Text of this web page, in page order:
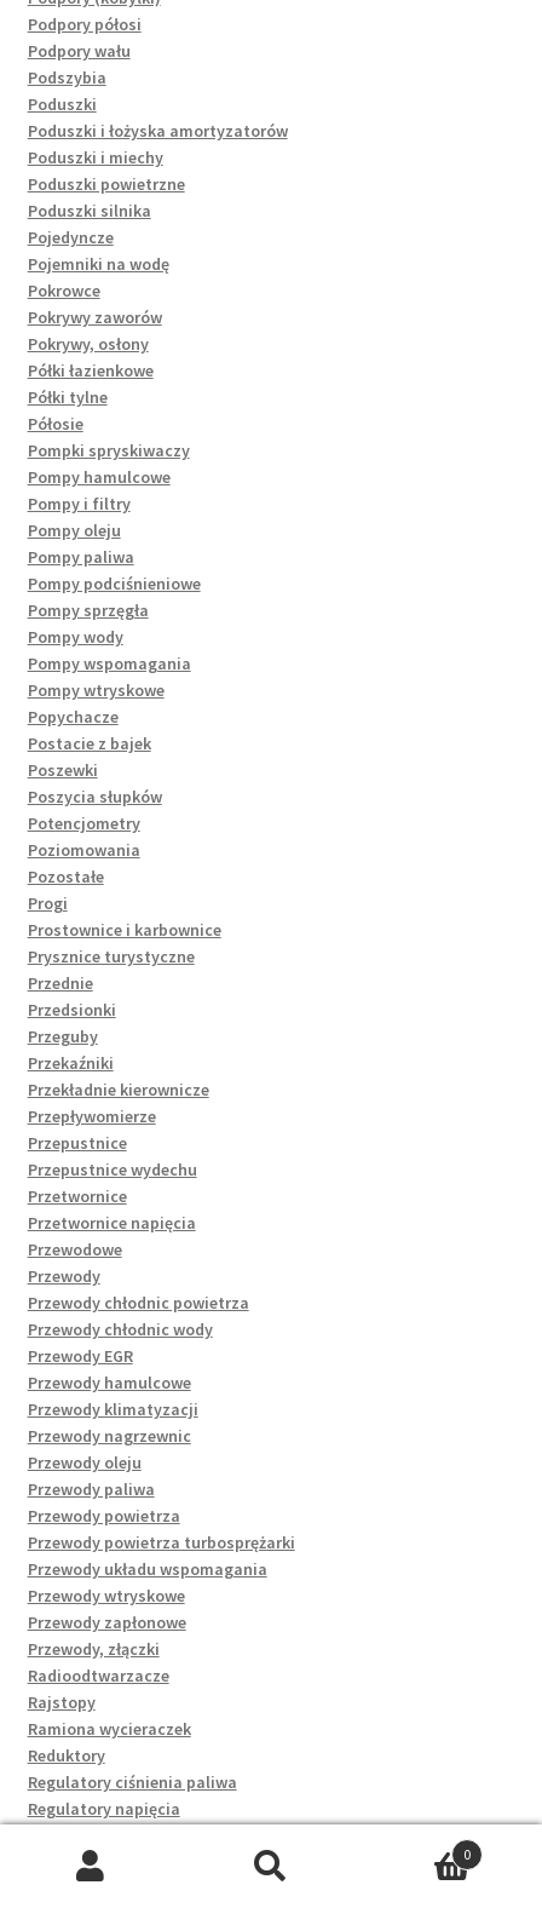
Podpory półosi
Podpory wału
Podszybia
Poduszki
Poduszki i łożyska amortyzatorów
Poduszki i miechy
Poduszki powietrzne
Poduszki silnika
Pojedyncze
Pojemniki na wodę
Pokrowce
Pokrywy zaworów
Pokrywy, osłony
Półki łazienkowe
Półki tylne
Półosie
Pompki spryskiwaczy
Pompy hamulcowe
Pompy i filtry
Pompy oleju
Pompy paliwa
Pompy podciśnieniowe
Pompy sprzęgła
Pompy wody
Pompy wspomagania
Pompy wtryskowe
Popychacze
Postacie z bajek
Poszewki
Poszycia słupków
Potencjometry
Poziomowania
Pozostałe
Progi
Prostownice i karbownice
Prysznice turystyczne
Przednie
Przedsionki
Przeguby
Przekaźniki
Przekładnie kierownicze
Przepływomierze
Przepustnice
Przepustnice wydechu
Przetwornice
Przetwornice napięcia
Przewodowe
Przewody
Przewody chłodnic powietrza
Przewody chłodnic wody
Przewody EGR
Przewody hamulcowe
Przewody klimatyzacji
Przewody nagrzewnic
Przewody oleju
Przewody paliwa
Przewody powietrza
Przewody powietrza turbosprężarki
Przewody układu wspomagania
Przewody wtryskowe
Przewody zapłonowe
Przewody, złączki
Radioodtwarzacze
Rajstopy
Ramiona wycieraczek
Reduktory
Regulatory ciśnienia paliwa
Regulatory napięcia
Rękawiczki rowerowe
Rękawki, deski i koła dmuchane
0